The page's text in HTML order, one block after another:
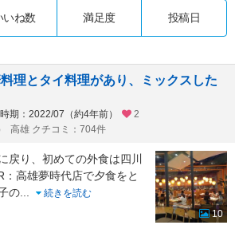
いね数 満足度 投稿日
理とタイ料理があり、ミックスした
期：2022/07（約4年前）
2
高雄 クチコミ：704件
戻り、初めての外食は四川
高雄夢時代店で夕食をと
の...
続きを読む
10